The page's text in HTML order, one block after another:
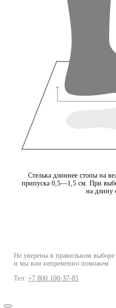
Стелька длиннее стопы на
припуска 0,5—1,5 см. При
на длину
Не уверены в правильном выборе
и мы вам непременно поможем
Тел: +7 800 100-37-85